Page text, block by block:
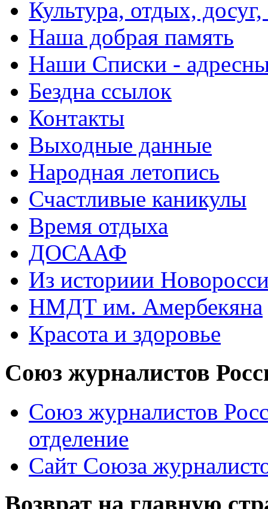
Культура, отдых,
Наша добрая память
Наши Списки -
Бездна ссылок
Контакты
Выходные данные
Народная летопись
Счастливые каникулы
Время отдыха
ДОСААФ
Из историии
НМДТ им. Амербекяна
Красота и здоровье
Союз журналистов
Союз журналистов
отделение
Сайт Союза